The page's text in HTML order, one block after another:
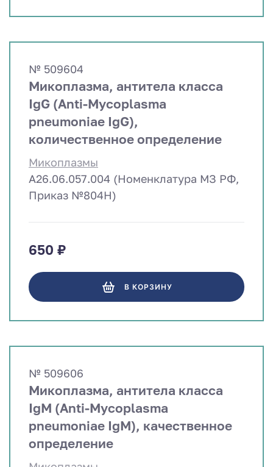
№ 509604
Микоплазма, антитела класса
IgG (Anti-Mycoplasma
pneumoniae IgG),
количественное определение
Микоплазмы
A26.06.057.004 (Номенклатура МЗ РФ,
Приказ №804Н)
650 ₽
В КОРЗИНУ
№ 509606
Микоплазма, антитела класса
IgM (Anti-Mycoplasma
pneumoniae IgM), качественное
определение